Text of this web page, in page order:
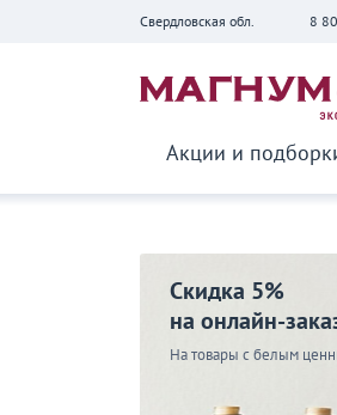
Свердловская обл. 8
Акции и
Скидка 5%
на онлайн-
На товары с белым